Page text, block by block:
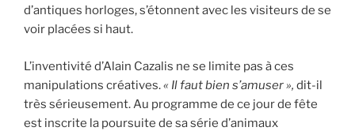
d’antiques horloges, s’étonnent avec les visiteurs de se
voir placées si haut.
L’inventivité d’Alain Cazalis ne se limite pas à ces
manipulations créatives.« Il faut bien s’amuser », dit-il
très sérieusement. Au programme de ce jour de fête
est inscrite la poursuite de sa série d’animaux